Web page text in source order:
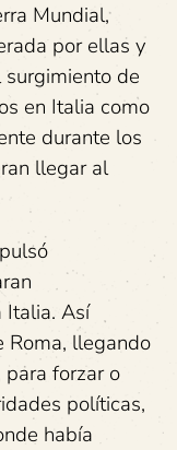
Mundial,
por ellas y
surgimiento de
en Italia como
durante los
llegar al
Italia. Así
Roma, llegando
para forzar o
políticas,
había